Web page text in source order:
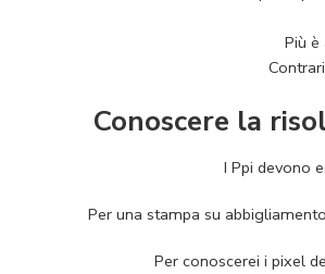
Più
Conoscere la
I Ppi devono
Per una stampa su
Per conoscerei i pixel